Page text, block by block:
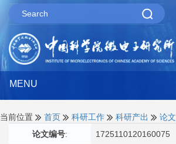
MENU
当前位置 首页 科研工作 科研产出
论文
论文编号: 1725110120160075